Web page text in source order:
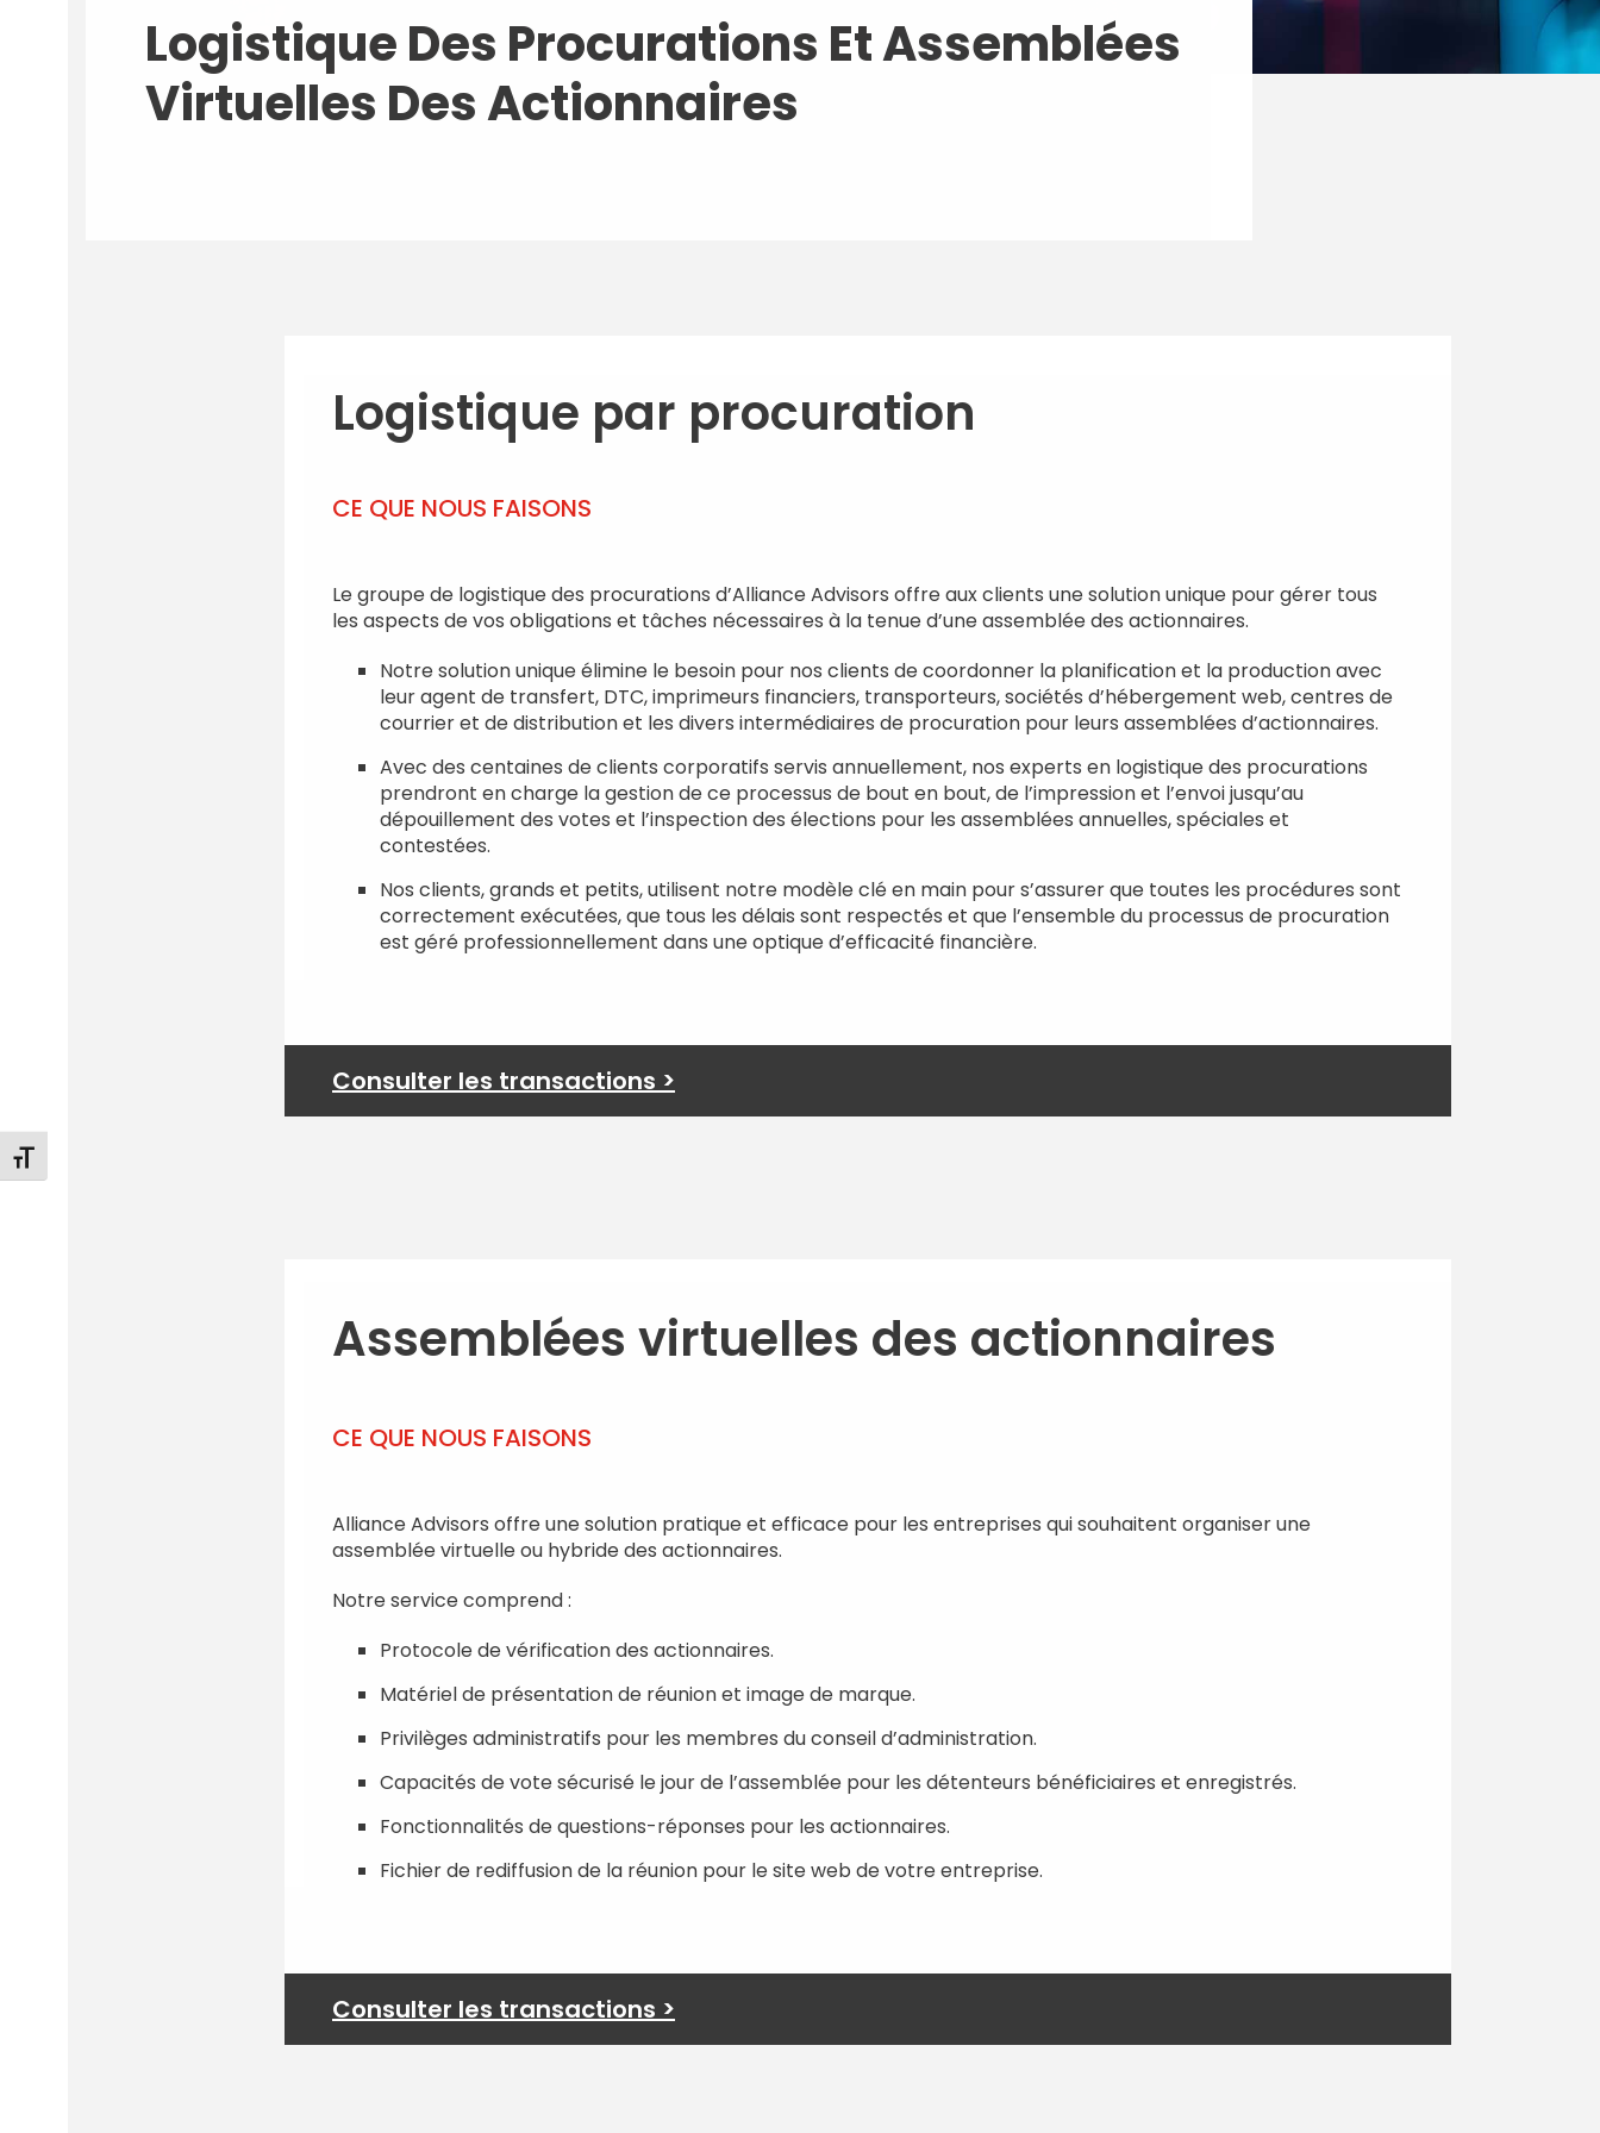
Changer la taille de la police
Logistique Des Procurations Et Assemblées
Virtuelles Des Actionnaires
Logistique par procuration
CE QUE NOUS FAISONS
Le groupe de logistique des procurations d’Alliance Advisors offre aux clients une solution unique pour gérer tous
les aspects de vos obligations et tâches nécessaires à la tenue d’une assemblée des actionnaires.
Notre solution unique élimine le besoin pour nos clients de coordonner la planification et la production avec
leur agent de transfert, DTC, imprimeurs financiers, transporteurs, sociétés d’hébergement web, centres de
courrier et de distribution et les divers intermédiaires de procuration pour leurs assemblées d’actionnaires.
Avec des centaines de clients corporatifs servis annuellement, nos experts en logistique des procurations
prendront en charge la gestion de ce processus de bout en bout, de l’impression et l’envoi jusqu’au
dépouillement des votes et l’inspection des élections pour les assemblées annuelles, spéciales et
contestées.
Nos clients, grands et petits, utilisent notre modèle clé en main pour s’assurer que toutes les procédures sont
correctement exécutées, que tous les délais sont respectés et que l’ensemble du processus de procuration
est géré professionnellement dans une optique d’efficacité financière.
Consulter les transactions >
Assemblées virtuelles des actionnaires
CE QUE NOUS FAISONS
Alliance Advisors offre une solution pratique et efficace pour les entreprises qui souhaitent organiser une
assemblée virtuelle ou hybride des actionnaires.
Notre service comprend :
Protocole de vérification des actionnaires.
Matériel de présentation de réunion et image de marque.
Privilèges administratifs pour les membres du conseil d’administration.
Capacités de vote sécurisé le jour de l’assemblée pour les détenteurs bénéficiaires et enregistrés.
Fonctionnalités de questions-réponses pour les actionnaires.
Fichier de rediffusion de la réunion pour le site web de votre entreprise.
Consulter les transactions >